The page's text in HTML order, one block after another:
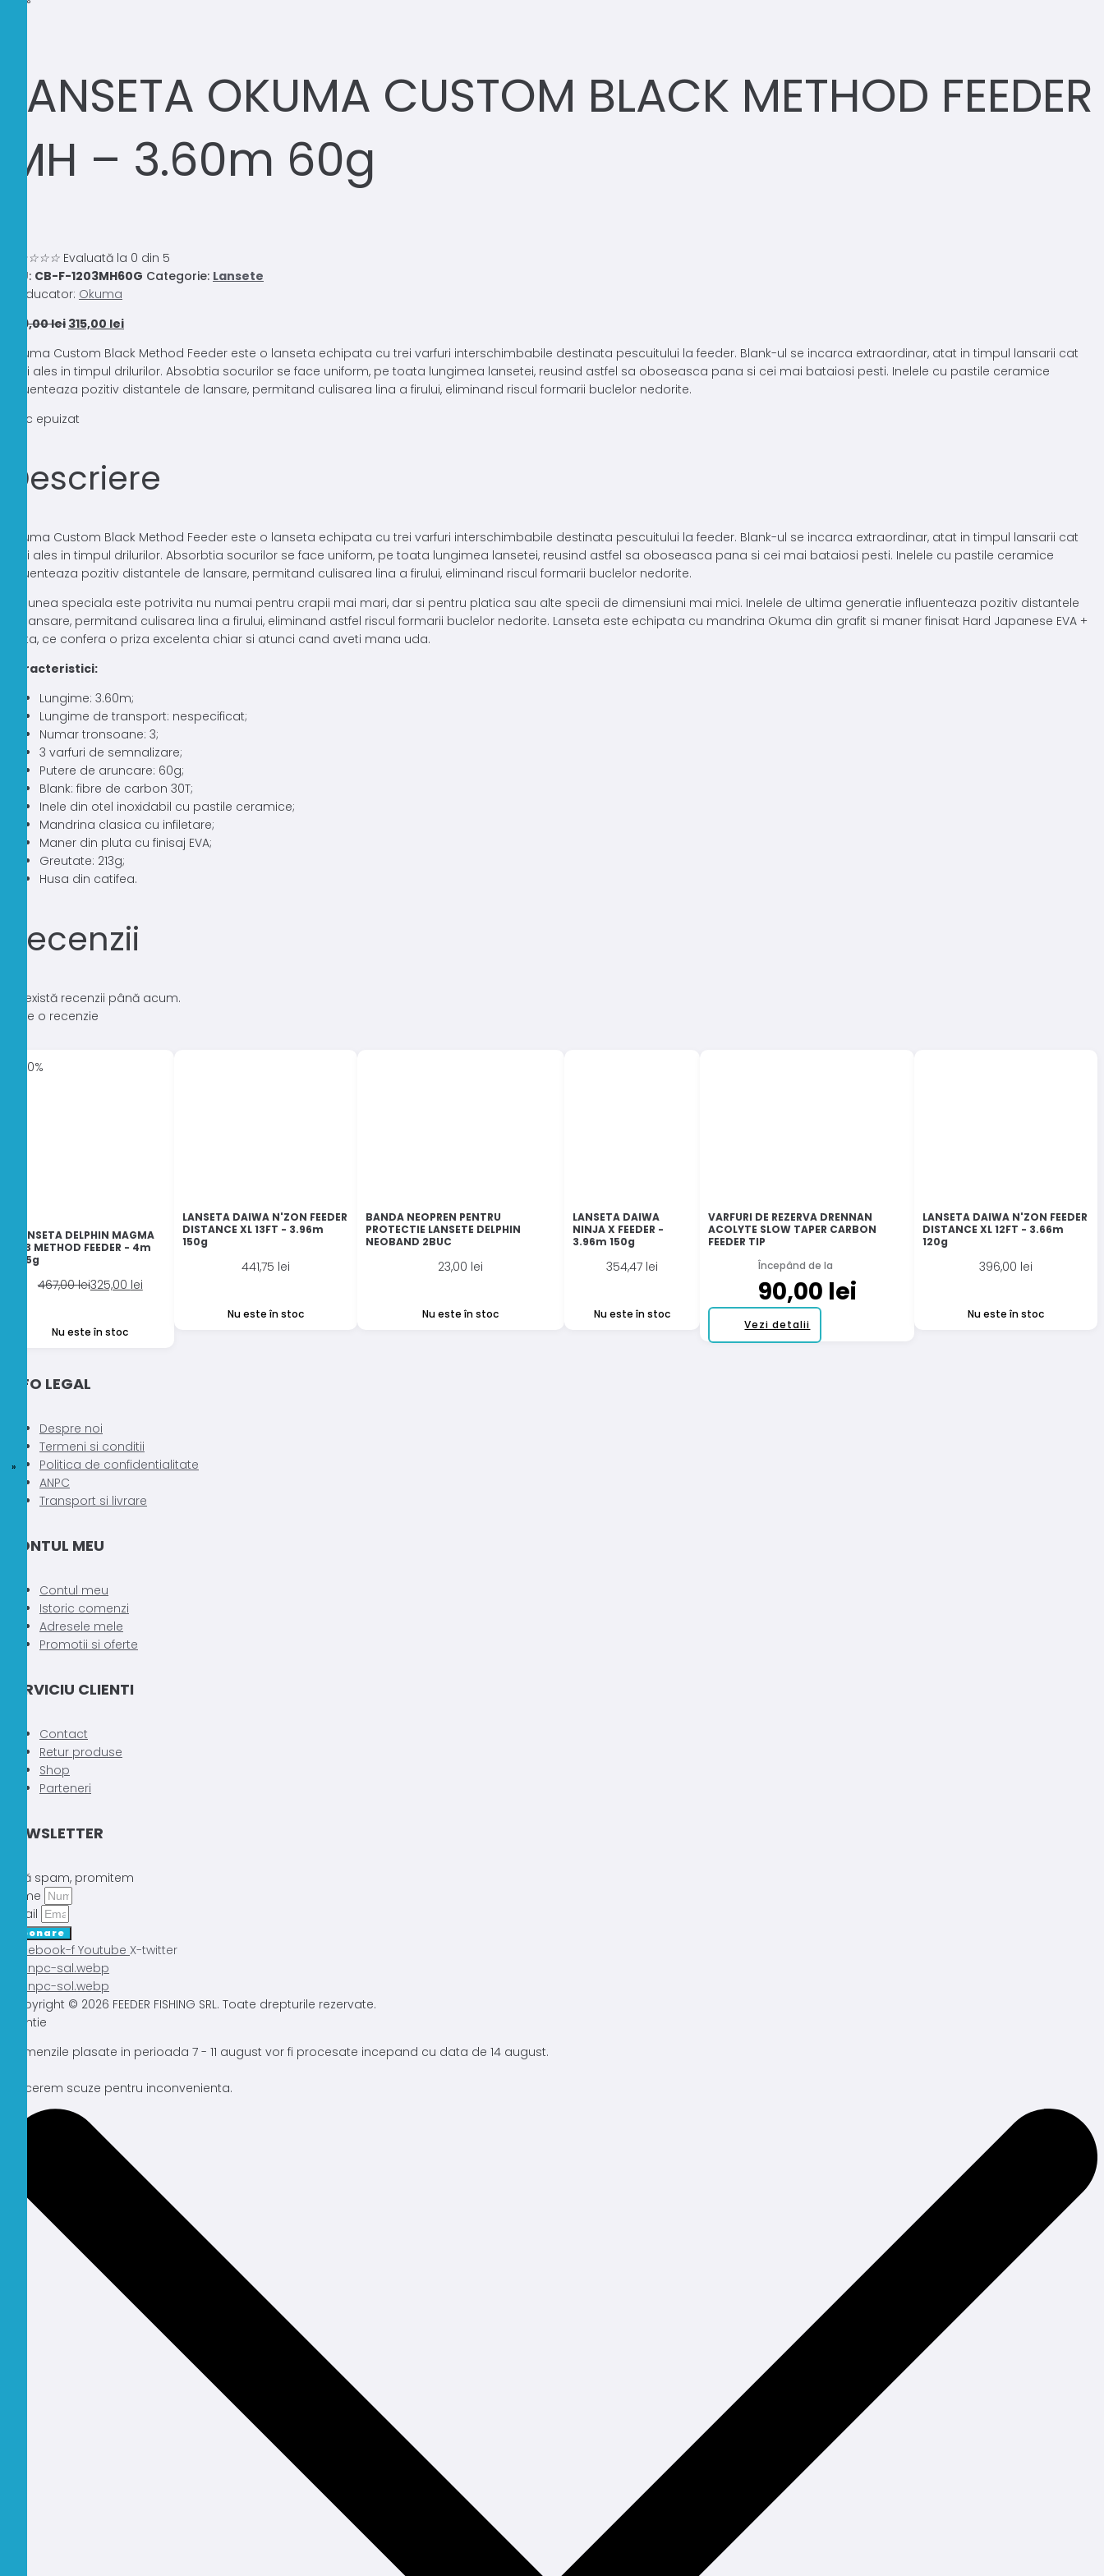
LANSETA OKUMA CUSTOM BLACK METHOD FEEDER
MH – 3.60m 60g
☆☆☆☆ Evaluată la 0 din 5
SKU: CB-F-1203MH60G Categorie: Lansete
Producator: Okuma
359,00lei Prețul
a
fost:
359,00 lei.
315,00 leiPrețul
este:
315,00 lei.
Okuma Custom Black Method Feeder este o lanseta echipata cu trei varfuri interschimbabile destinata pescuitului la feeder. Blank-ul se incarca extraordinar, atat in timpul lansarii cat
mai ales in timpul drilurilor. Absobtia socurilor se face uniform, pe toata lungimea lansetei, reusind astfel sa oboseasca pana si cei mai bataiosi pesti. Inelele cu pastile ceramice
influenteaza pozitiv distantele de lansare, permitand culisarea lina a firului, eliminand riscul formarii buclelor nedorite.
Stoc epuizat
Descriere
Okuma Custom Black Method Feeder este o lanseta echipata cu trei varfuri interschimbabile destinata pescuitului la feeder. Blank-ul se incarca extraordinar, atat in timpul lansarii cat
mai ales in timpul drilurilor. Absorbtia socurilor se face uniform, pe toata lungimea lansetei, reusind astfel sa oboseasca pana si cei mai bataiosi pesti. Inelele cu pastile ceramice
influenteaza pozitiv distantele de lansare, permitand culisarea lina a firului, eliminand riscul formarii buclelor nedorite.
Actiunea speciala este potrivita nu numai pentru crapii mai mari, dar si pentru platica sau alte specii de dimensiuni mai mici. Inelele de ultima generatie influenteaza pozitiv distantele
de lansare, permitand culisarea lina a firului, eliminand astfel riscul formarii buclelor nedorite. Lanseta este echipata cu mandrina Okuma din grafit si maner finisat Hard Japanese EVA +
pluta, ce confera o priza excelenta chiar si atunci cand aveti mana uda.
Caracteristici:
Lungime: 3.60m;
Lungime de transport: nespecificat;
Numar tronsoane: 3;
3 varfuri de semnalizare;
Putere de aruncare: 60g;
Blank: fibre de carbon 30T;
Inele din otel inoxidabil cu pastile ceramice;
Mandrina clasica cu infiletare;
Maner din pluta cu finisaj EVA;
Greutate: 213g;
Husa din catifea.
Recenzii
Nu există recenzii până acum.
Scrie o recenzie
-30%
LANSETA DELPHIN MAGMA
M3 METHOD FEEDER - 4m
215g
467,00leiPrețul
fost:
325,00 lei
Prețul
325,00 lei.
Nu este în stoc
LANSETA DAIWA N'ZON FEEDER
DISTANCE XL 13FT - 3.96m
150g
441,75 lei
Nu este în stoc
BANDA NEOPREN PENTRU
PROTECTIE LANSETE DELPHIN
NEOBAND 2BUC
23,00 lei
Nu este în stoc
LANSETA DAIWA
NINJA X FEEDER -
3.96m 150g
354,47 lei
Nu este în stoc
VARFURI DE REZERVA DRENNAN
ACOLYTE SLOW TAPER CARBON
FEEDER TIP
Începând de la
90,00 lei
Vezi detalii
produs
LANSETA DAIWA N'ZON FEEDER
DISTANCE XL 12FT - 3.66m
120g
396,00 lei
Nu este în stoc
INFO LEGAL
Despre noi
Termeni si conditii
Politica de confidentialitate
ANPC
Transport si livrare
CONTUL MEU
Contul meu
Istoric comenzi
Adresele mele
Promotii si oferte
SERVICIU CLIENTI
Contact
Retur produse
Shop
Parteneri
NEWSLETTER
Fără spam, promitem
Nume
Email
Abonare
Facebook-f Youtube X-twitter
Copyright © 2026 FEEDER FISHING SRL. Toate drepturile rezervate.
Atentie
Comenzile plasate in perioada 7 - 11 august vor fi procesate incepand cu data de 14 august.
Ne cerem scuze pentru inconvenienta.